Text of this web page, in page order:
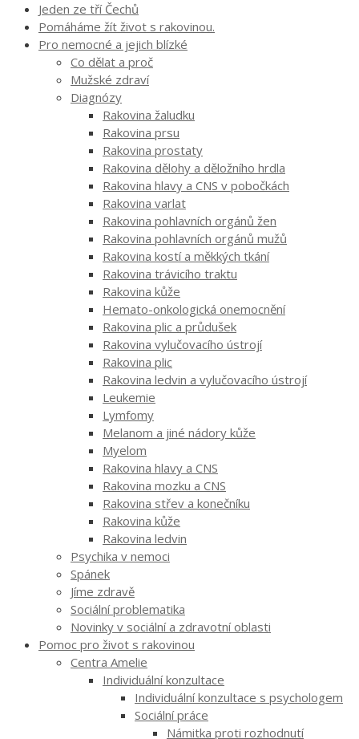
Jeden ze tří Čechů
Pomáháme žít život s rakovinou.
Pro nemocné a jejich blízké
Co dělat a proč
Mužské zdraví
Diagnózy
Rakovina žaludku
Rakovina prsu
Rakovina prostaty
Rakovina dělohy a děložního hrdla
Rakovina hlavy a CNS v pobočkách
Rakovina varlat
Rakovina pohlavních orgánů žen
Rakovina pohlavních orgánů mužů
Rakovina kostí a měkkých tkání
Rakovina trávicího traktu
Rakovina kůže
Hemato-onkologická onemocnění
Rakovina plic a průdušek
Rakovina vylučovacího ústrojí
Rakovina plic
Rakovina ledvin a vylučovacího ústrojí
Leukemie
Lymfomy
Melanom a jiné nádory kůže
Myelom
Rakovina hlavy a CNS
Rakovina mozku a CNS
Rakovina střev a konečníku
Rakovina kůže
Rakovina ledvin
Psychika v nemoci
Spánek
Jíme zdravě
Sociální problematika
Novinky v sociální a zdravotní oblasti
Pomoc pro život s rakovinou
Centra Amelie
Individuální konzultace
Individuální konzultace s psychologem
Sociální práce
Námitka proti rozhodnutí